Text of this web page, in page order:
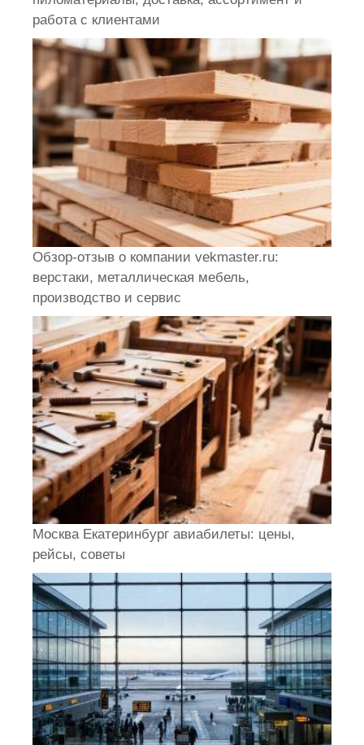
работа с клиентами
Обзор-отзыв о компании vekmaster.ru:
верстаки, металлическая мебель,
производство и сервис
Москва Екатеринбург авиабилеты: цены,
рейсы, советы